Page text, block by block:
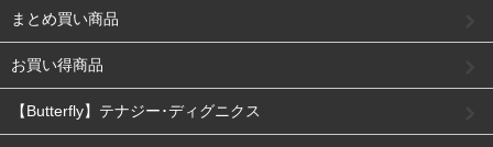
まとめ買い商品
お買い得商品
【Butterfly】テナジー･ディグニクス